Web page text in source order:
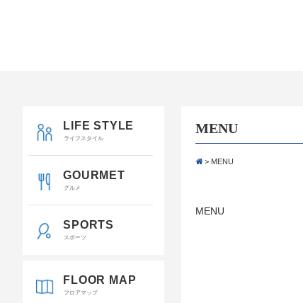
LIFE STYLE
ライフスタイル
GOURMET
グルメ
SPORTS
スポーツ
FLOOR MAP
フロアマップ
MENU
> MENU
MENU